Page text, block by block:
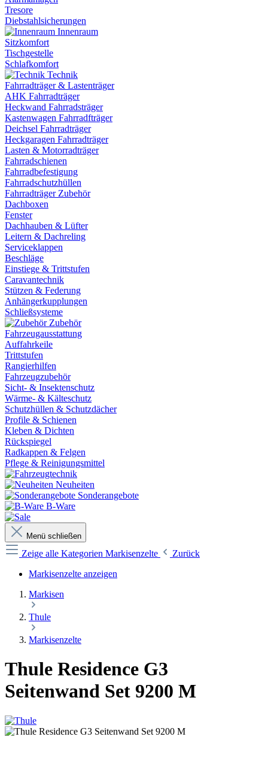
Tresore
Diebstahlsicherungen
Innenraum
Sitzkomfort
Tischgestelle
Schlafkomfort
Technik
Fahrradträger & Lastenträger
AHK Fahrradträger
Heckwand Fahrradsträger
Kastenwagen Fahrradfträger
Deichsel Fahrradträger
Heckgaragen Fahrradträger
Lasten & Motorradträger
Fahrradschienen
Fahrradbefestigung
Fahrradschutzhüllen
Fahrradträger Zubehör
Dachboxen
Fenster
Dachhauben & Lüfter
Leitern & Dachreling
Serviceklappen
Beschläge
Einstiege & Trittstufen
Caravantechnik
Stützen & Federung
Anhängerkupplungen
Schließsysteme
Zubehör
Fahrzeugausstattung
Auffahrkeile
Trittstufen
Rangierhilfen
Fahrzeugzubehör
Sicht- & Insektenschutz
Wärme- & Kälteschutz
Schutzhüllen & Schutzdächer
Profile & Schienen
Kleben & Dichten
Rückspiegel
Radkappen & Felgen
Pflege & Reinigungsmittel
Neuheiten
Sonderangebote
B-Ware
Menü schließen
Zeige alle Kategorien Markisenzelte
Zurück
Markisenzelte anzeigen
Markisen
Thule
Markisenzelte
Thule Residence G3
Seitenwand Set 9200 M